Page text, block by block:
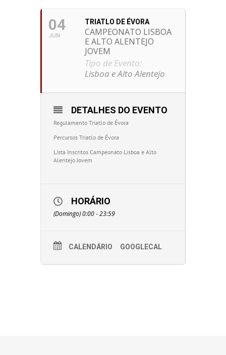
04
JUN
TRIATLO DE ÉVORA
CAMPEONATO LISBOA
E ALTO ALENTEJO
JOVEM
Tipo de Evento:
Lisboa e Alto Alentejo
DETALHES DO EVENTO
Regulamento Triatlo de Évora
Percursos Triatlo de Évora
Lista Inscritos Campeonato Lisboa e Alto
Alentejo Jovem
HORÁRIO
(Domingo) 0:00 - 23:59
CALENDÁRIO GOOGLECAL